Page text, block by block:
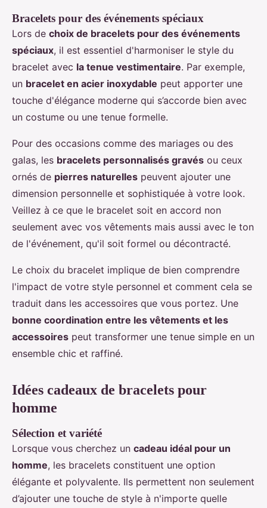
Bracelets pour des événements spéciaux
Lors de choix de bracelets pour des événements
spéciaux, il est essentiel d'harmoniser le style du
bracelet avec la tenue vestimentaire. Par exemple,
un bracelet en acier inoxydable peut apporter une
touche d'élégance moderne qui s’accorde bien avec
un costume ou une tenue formelle.
Pour des occasions comme des mariages ou des
galas, les bracelets personnalisés gravés ou ceux
ornés de pierres naturelles peuvent ajouter une
dimension personnelle et sophistiquée à votre look.
Veillez à ce que le bracelet soit en accord non
seulement avec vos vêtements mais aussi avec le ton
de l'événement, qu'il soit formel ou décontracté.
Le choix du bracelet implique de bien comprendre
l'impact de votre style personnel et comment cela se
traduit dans les accessoires que vous portez. Une
bonne coordination entre les vêtements et les
accessoires peut transformer une tenue simple en un
ensemble chic et raffiné.
Idées cadeaux de bracelets pour
homme
Sélection et variété
Lorsque vous cherchez un cadeau idéal pour un
homme, les bracelets constituent une option
élégante et polyvalente. Ils permettent non seulement
d’ajouter une touche de style à n'importe quelle